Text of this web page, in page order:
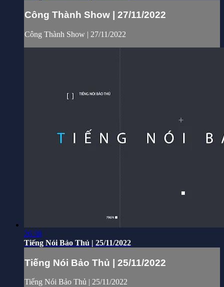
Công Thành Show | 27/11/2022
Công Thành Show | 27/11/2022
26:38
Tiếng Nói Bảo Thủ | 25/11/2022
Tiếng Nói Bảo Thủ | 25/11/2022
Tiếng Nói Bảo Thủ | 25/11/2022